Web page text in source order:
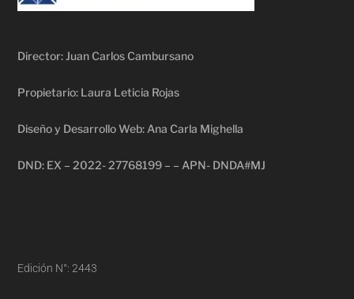
Director: Juan Carlos Cambursano
Propietario: Laura Leticia Rojas
Diseño y Desarrollo Web: Ana Carla Mighella
DND: EX – 2022- 27768199 – – APN- DNDA#MJ
Edición N°: 2443